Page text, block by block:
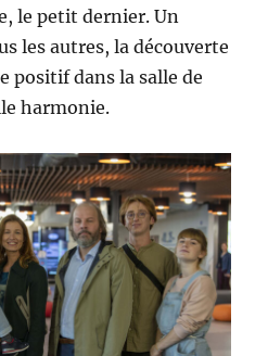
le petit dernier. Un
les autres, la découverte
positif dans la salle de
harmonie.